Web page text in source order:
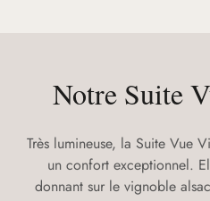
Notre Suite
Très lumineuse, la Suite Vue
un confort exceptionnel.
donnant sur le vignoble